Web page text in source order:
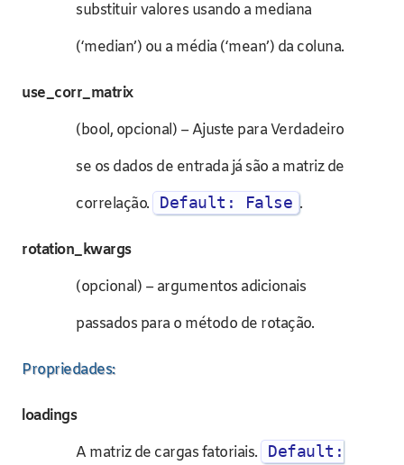
substituir valores usando a mediana
(‘median’) ou a média (‘mean’) da coluna.
use_corr_matrix
(bool, opcional) – Ajuste para Verdadeiro
se os dados de entrada já são a matriz de
correlação.
Default: False .
rotation_kwargs
(opcional) – argumentos adicionais
passados para o método de rotação.
Propriedades:
loadings
A matriz de cargas fatoriais.
Default: